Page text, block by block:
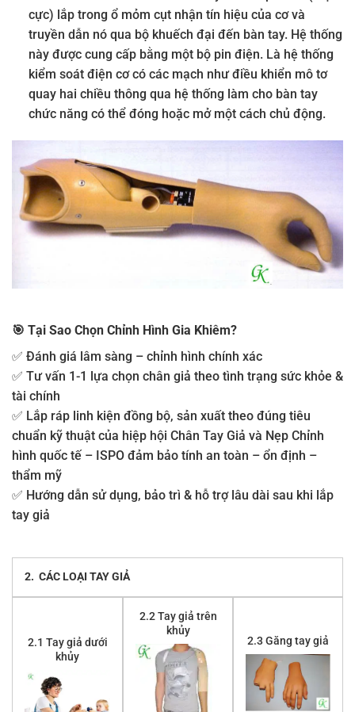
cực) lắp trong ổ mỏm cụt nhận tín hiệu của cơ và
truyền dẫn nó qua bộ khuếch đại đến bàn tay. Hệ thống
này được cung cấp bằng một bộ pin điện. Là hệ thống
kiểm soát điện cơ có các mạch như điều khiển mô tơ
quay hai chiều thông qua hệ thống làm cho bàn tay
chức năng có thể đóng hoặc mở một cách chủ động.
🎯 Tại Sao Chọn Chỉnh Hình Gia Khiêm?
✅ Đánh giá lâm sàng – chỉnh hình chính xác
✅ Tư vấn 1-1 lựa chọn chân giả theo tình trạng sức khỏe &
tài chính
✅ Lắp ráp linh kiện đồng bộ, sản xuất theo đúng tiêu
chuẩn kỹ thuật của hiệp hội Chân Tay Giả và Nẹp Chỉnh
hình quốc tế – ISPO đảm bảo tính an toàn – ổn định –
thẩm mỹ
✅ Hướng dẫn sử dụng, bảo trì & hỗ trợ lâu dài sau khi lắp
tay giả
2. CÁC LOẠI TAY GIẢ
2.1 Tay giả dưới
khủy
2.2 Tay giả trên
khủy
2.3 Găng tay giả